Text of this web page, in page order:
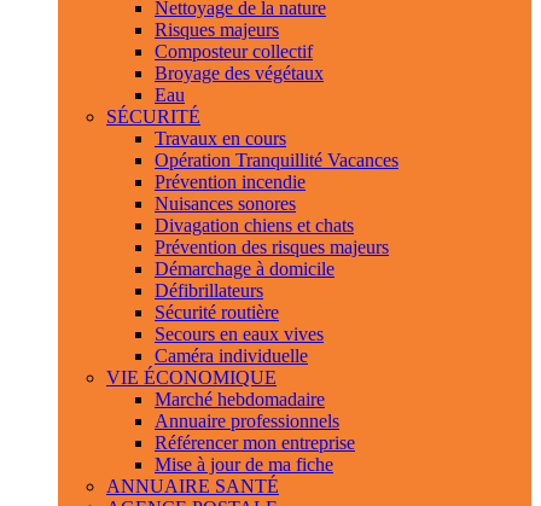
Nettoyage de la nature
Risques majeurs
Composteur collectif
Broyage des végétaux
Eau
SÉCURITÉ
Travaux en cours
Opération Tranquillité Vacances
Prévention incendie
Nuisances sonores
Divagation chiens et chats
Prévention des risques majeurs
Démarchage à domicile
Défibrillateurs
Sécurité routière
Secours en eaux vives
Caméra individuelle
VIE ÉCONOMIQUE
Marché hebdomadaire
Annuaire professionnels
Référencer mon entreprise
Mise à jour de ma fiche
ANNUAIRE SANTÉ